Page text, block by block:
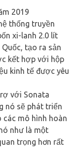
2019
thống truyền
xi-lanh 2.0 lít
tạo ra sản
kết hợp với hộp
kinh tế được yêu
với Sonata
nó sẽ phát triển
các mô hình hoàn
như là một
trọng hơn rất